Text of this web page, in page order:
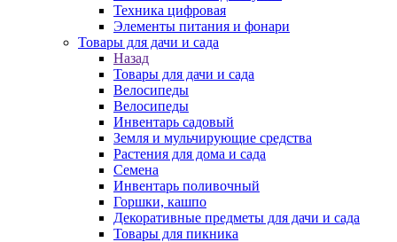
Техника цифровая
Элементы питания и фонари
Товары для дачи и сада
Назад
Товары для дачи и сада
Велосипеды
Велосипеды
Инвентарь садовый
Земля и мульчирующие средства
Растения для дома и сада
Семена
Инвентарь поливочный
Горшки, кашпо
Декоративные предметы для дачи и сада
Товары для пикника